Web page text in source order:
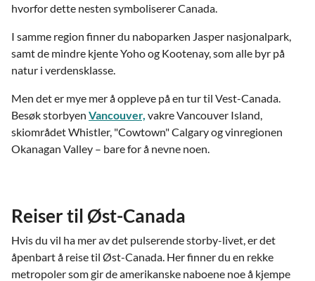
hvorfor dette nesten symboliserer Canada.
I samme region finner du naboparken Jasper nasjonalpark,
samt de mindre kjente Yoho og Kootenay, som alle byr på
natur i verdensklasse.
Men det er mye mer å oppleve på en tur til Vest-Canada.
Besøk storbyen Vancouver, vakre Vancouver Island,
skiområdet Whistler, "Cowtown" Calgary og vinregionen
Okanagan Valley – bare for å nevne noen.
Reiser til Øst-Canada
Hvis du vil ha mer av det pulserende storby-livet, er det
åpenbart å reise til Øst-Canada. Her finner du en rekke
metropoler som gir de amerikanske naboene noe å kjempe